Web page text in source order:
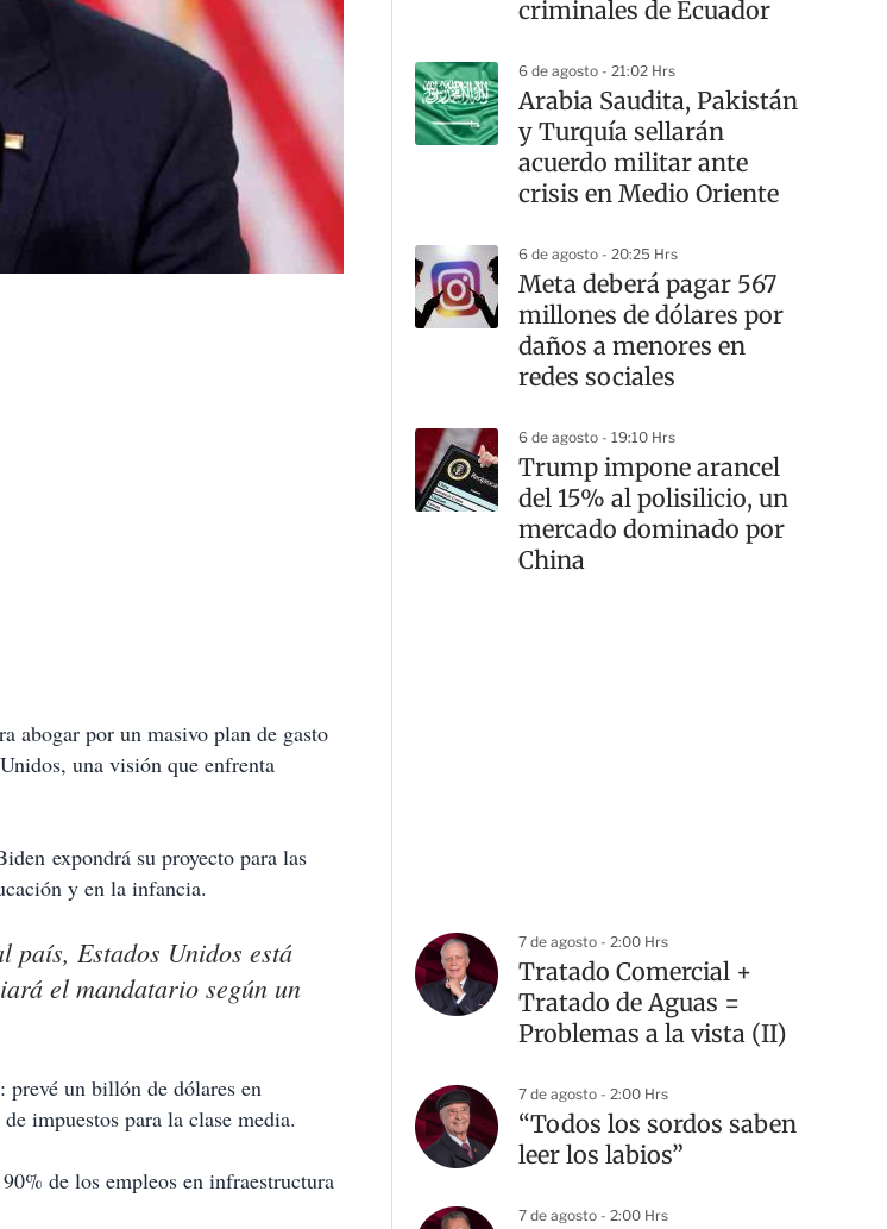
abogar por un masivo plan de gasto
una visión que enfrenta
expondrá su proyecto para las
y en la infancia.
país, Estados Unidos está
el mandatario según un
prevé un billón de dólares en
impuestos para la clase media.
de los empleos en infraestructura
criminales de Ecuador
6 de agosto - 21:02 Hrs
Arabia Saudita, Pakistán
y Turquía sellarán
acuerdo militar ante
crisis en Medio Oriente
6 de agosto - 20:25 Hrs
Meta deberá pagar 567
millones de dólares por
daños a menores en
redes sociales
6 de agosto - 19:10 Hrs
Trump impone arancel
del 15% al polisilicio, un
mercado dominado por
China
7 de agosto - 2:00 Hrs
Tratado Comercial +
Tratado de Aguas =
Problemas a la vista (II)
7 de agosto - 2:00 Hrs
“Todos los sordos saben
leer los labios”
7 de agosto - 2:00 Hrs